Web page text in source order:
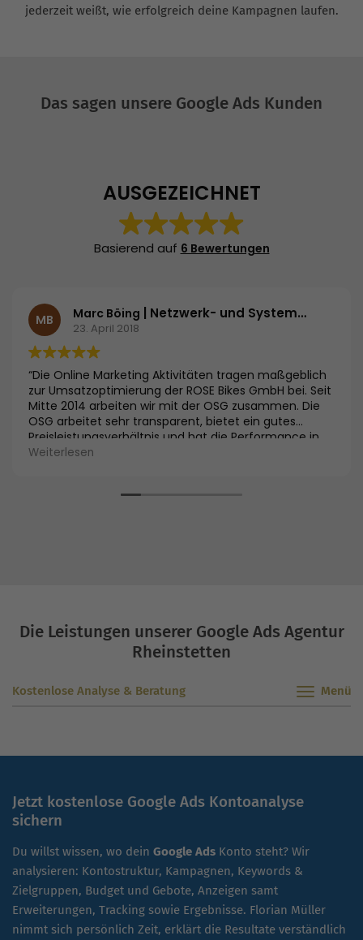
jederzeit weißt, wie erfolgreich deine Kampagnen laufen.
Das sagen unsere Google Ads Kunden
AUSGEZEICHNET
Basierend auf 6 Bewertungen
MB Marc Böing | Netzwerk- und Systemadministrator | ROSE Bikes GmbH
23. April 2018
“Die Online Marketing Aktivitäten tragen maßgeblich
zur Umsatzoptimierung der ROSE Bikes GmbH bei. Seit
Mitte 2014 arbeiten wir mit der OSG zusammen. Die
OSG arbeitet sehr transparent, bietet ein gutes
Preisleistungsverhältnis und hat die Performance in
allen Kanälen deutlich verbessert. Im SEO ist z.B. die
% gesteigert werden. Die KUR ist dabei um 41 %
Weiterlesen
Die Leistungen unserer Google Ads Agentur
Rheinstetten
Kostenlose Analyse & Beratung
Jetzt kostenlose Google Ads Kontoanalyse
sichern
Du willst wissen, wo dein Google Ads Konto steht? Wir
analysieren: Kontostruktur, Kampagnen, Keywords &
Zielgruppen, Budget und Gebote, Anzeigen samt
Erweiterungen, Tracking sowie Ergebnisse. Florian Müller
nimmt sich persönlich Zeit, erklärt die Resultate verständlich